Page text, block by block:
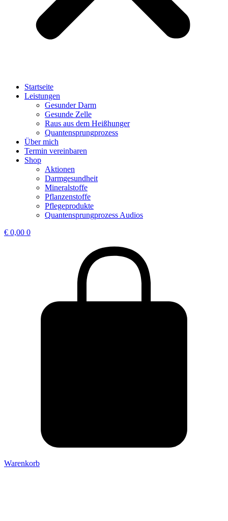
Startseite
Leistungen
Gesunder Darm
Gesunde Zelle
Raus aus dem Heißhunger
Quantensprungprozess
Über mich
Termin vereinbaren
Shop
Aktionen
Darmgesundheit
Mineralstoffe
Pflanzenstoffe
Pflegeprodukte
Quantensprungprozess Audios
€ 0,00 0
Warenkorb